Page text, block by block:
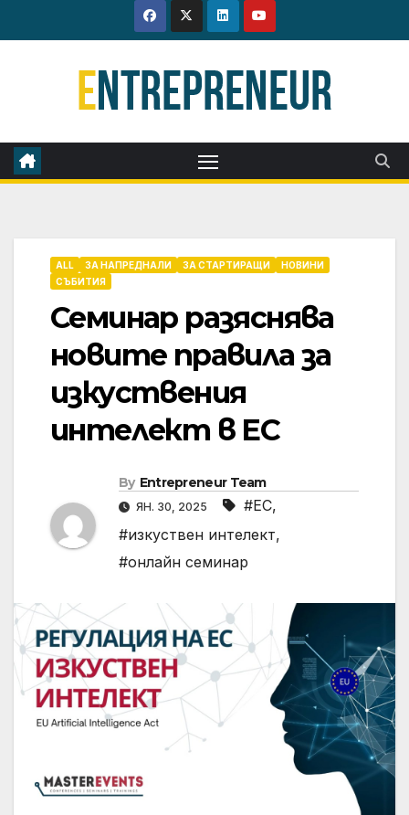
to
ALL ЗА НАПРЕДНАЛИ ЗА СТАРТИРАЩИ
НОВИНИ
СЪБИТИЯ
Семинар разяснява
новите правила за
изкуствения
интелект в ЕС
By Entrepreneur Team
ЯН. 30, 2025 #ЕС,
#изкуствен интелект,
#онлайн семинар